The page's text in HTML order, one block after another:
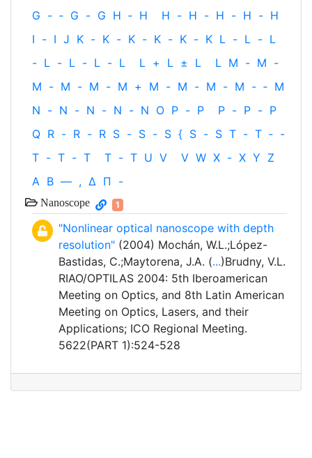
G - ‐ G - G H ‐ H H - H - H - H - H
I - I J K - K - K - K - K - K L - L - L
- L - L - L - L L + L ± L L M - M -
M - M - M - M + M - M - M - M - ‐ M
N - N - N - N - N O P - P P - P - P
Q R - R - R S - S - S { S - S T - T ‐ -
T - T - T T - T U V V W X - X Y Z
Α Β — , Δ Π -
Nanoscope 1
"Nonlinear optical nanoscope with depth
resolution" (2004) Mochán, W.L.;López-
Bastidas, C.;Maytorena, J.A. (...)Brudny, V.L.
RIAO/OPTILAS 2004: 5th Iberoamerican
Meeting on Optics, and 8th Latin American
Meeting on Optics, Lasers, and their
Applications; ICO Regional Meeting.
5622(PART 1):524-528